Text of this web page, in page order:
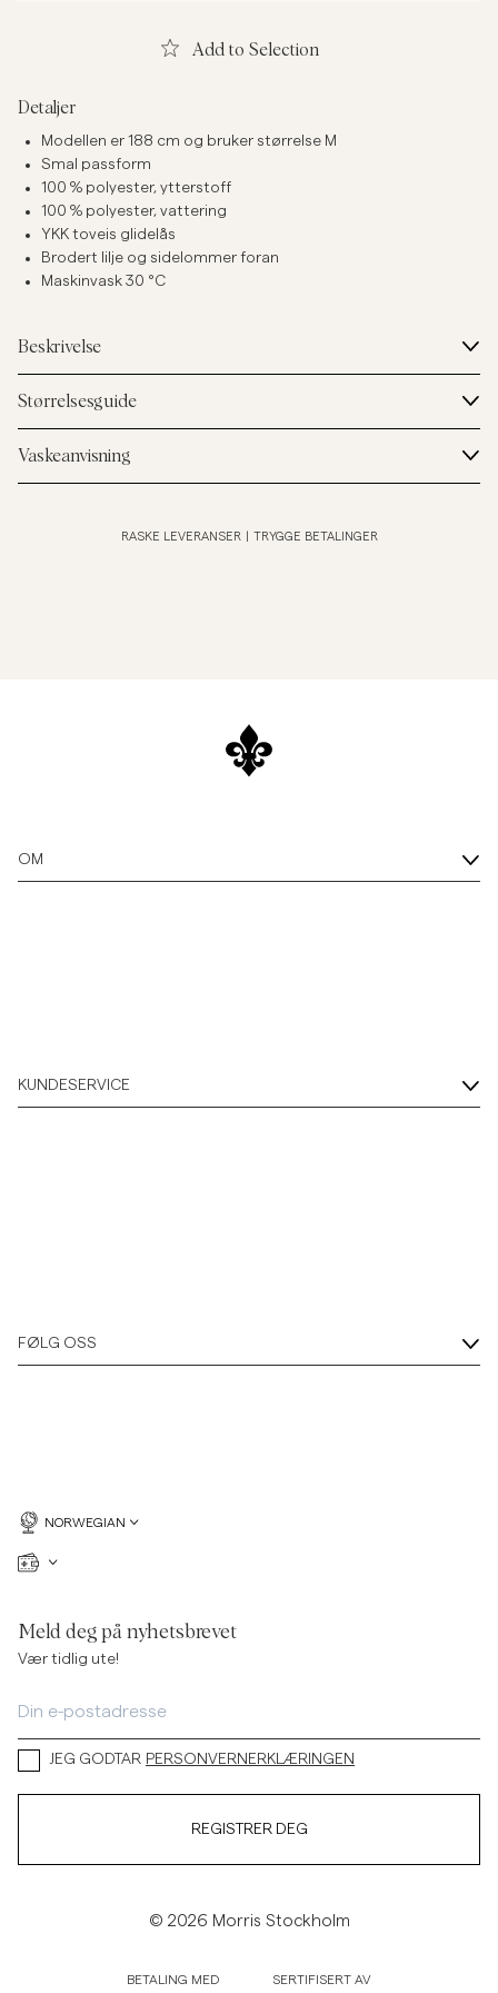
Add to Selection
Detaljer
Modellen er 188 cm og bruker størrelse M
Smal passform
100 % polyester, ytterstoff
100 % polyester, vattering
YKK toveis glidelås
Brodert lilje og sidelommer foran
Maskinvask 30 °C
Beskrivelse
Størrelsesguide
Vaskeanvisning
RASKE LEVERANSER TRYGGE BETALINGER
OM
KUNDESERVICE
FØLG OSS
NORWEGIAN
Meld deg på nyhetsbrevet
Vær tidlig ute!
JEG GODTAR PERSONVERNERKLÆRINGEN
REGISTRER DEG
© 2026 Morris Stockholm
BETALING MED SERTIFISERT AV